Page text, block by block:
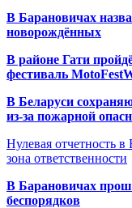
В Барановичах
новорождённых
В районе Гати
фестиваль
В Беларуси
из-за пожарной
Нулевая отчетность
зона ответственности
В Барановичах
беспорядков